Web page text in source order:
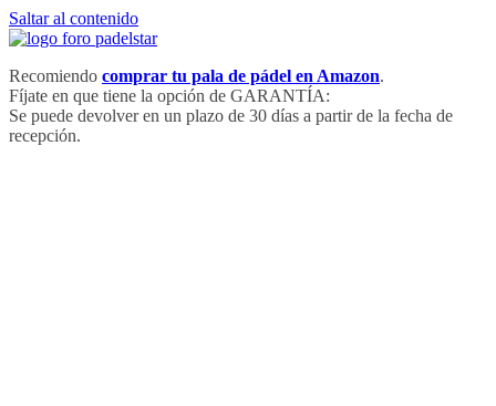
Saltar al contenido
Recomiendo comprar tu pala de pádel en Amazon.
Fíjate en que tiene la opción de GARANTÍA:
Se puede devolver en un plazo de 30 días a partir de la fecha de
recepción.